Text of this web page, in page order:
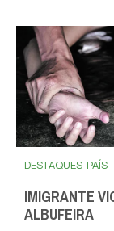
DESTAQUES PAÍS
IMIGRANTE
ALBUFEIRA